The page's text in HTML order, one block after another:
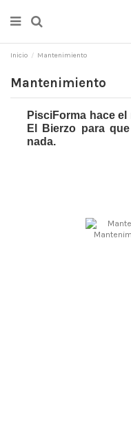
Inicio Mantenimiento
Mantenimiento
PisciForma hace
El Bierzo para
nada.